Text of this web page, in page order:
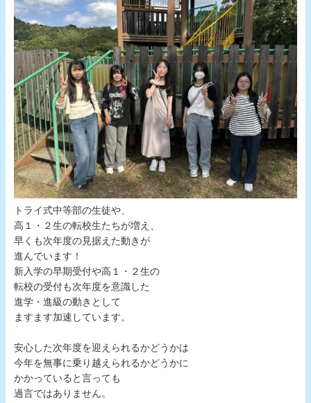
トライ式中等部の生徒や、
高１・２生の転校生たちが増え、
早くも次年度の見据えた動きが
進んでいます！
新入学の早期受付や高１・２生の
転校の受付も次年度を意識した
進学・進級の動きとして
ますます加速しています。
安心した次年度を迎えられるかどうかは
今年を無事に乗り越えられるかどうかに
かかっていると言っても
過言ではありません。